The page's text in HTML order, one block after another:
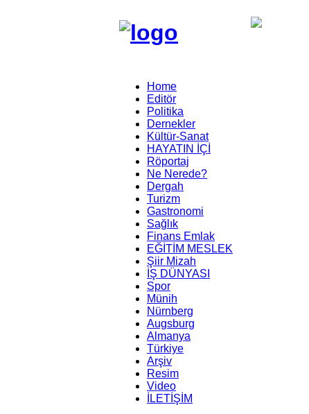
Home
Editör
Politika
Dernekler
Kültür-Sanat
HAYATIN İÇİ
Röportaj
Ne Nerede?
Dergah
Turizm
Gastronomi
Sağlık
Finans Emlak
EĞİTİM MESLEK
Şiir Mizah
İŞ DÜNYASI
Spor
Münih
Nürnberg
Augsburg
Almanya
Türkiye
Arşiv
Resim
Video
İLETİŞİM